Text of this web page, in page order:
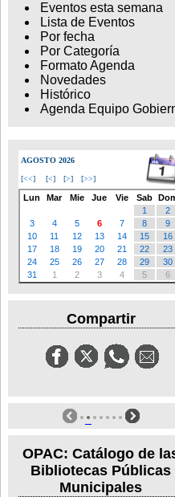
Eventos esta semana
Lista de Eventos
Por fecha
Por Categoría
Formato Agenda
Novedades
Histórico
Agenda Equipo
AGOSTO 2026
[<<] [<] [>] [>>]
Lun Mar Mie Jue Vie Sab
1
2
3
4 5 6 7 8
9
10
11 12 13 14 15
16
17
18 19 20 21 22
23
24
25 26 27 28 29
30
31
1 2 3 4 5 6
Compartir
OPAC: Catálogo de
Bibliotecas Públicas
Municipales